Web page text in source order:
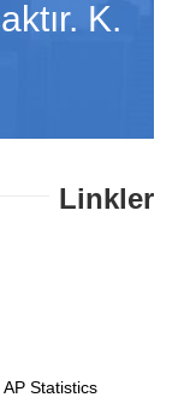
K.
Linkler
AP Statistics